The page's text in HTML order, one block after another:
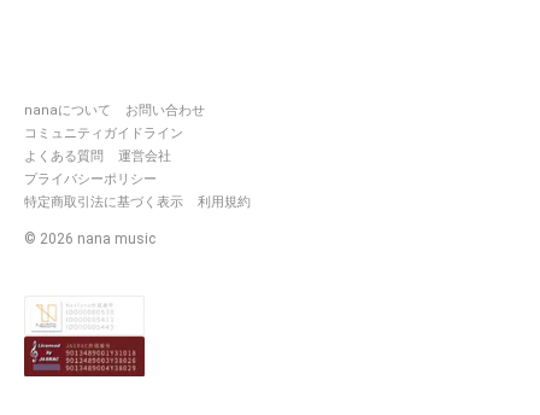
nanaについて
お問い合わせ
コミュニティガイドライン
よくある質問
運営会社
プライバシーポリシー
特定商取引法に基づく表示
利用規約
© 2026 nana music